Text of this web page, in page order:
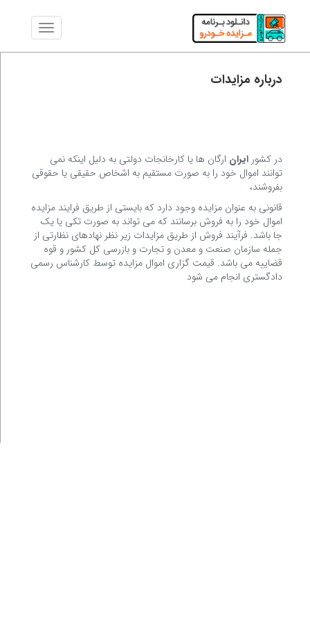
درباره مزایدات
در کشورایران ارگان ها یا کارخانجات دولتی به دلیل اینکه نمی
توانند اموال خود را به صورت مستقیم به اشخاص حقیقی یا حقوقی
بفروشند،
قانونی به عنوان مزایده وجود دارد که بایستی از طریق فرایند مزایده
اموال خود را به فروش برسانند که می تواند به صورت تکی یا یک
جا باشد. فرآیند فروش از طریق مزایدات زیر نظر نهادهای نظارتی از
جمله سازمان صنعت و معدن و تجارت و بازرسی کل کشور و قوه
قضاییه می باشد. قیمت گزاری اموال مزایده توسط کارشناس رسمی
دادگستری انجام می شود